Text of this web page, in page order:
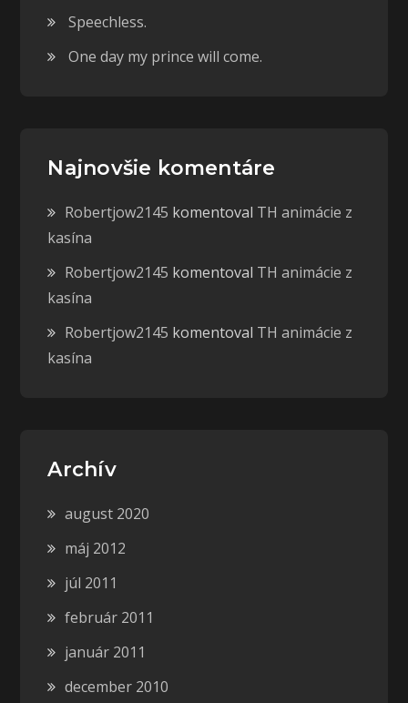
Speechless.
One day my prince will come.
Najnovšie komentáre
Robertjow2145 komentoval TH animácie z
kasína
Robertjow2145 komentoval TH animácie z
kasína
Robertjow2145 komentoval TH animácie z
kasína
Archív
august 2020
máj 2012
júl 2011
február 2011
január 2011
december 2010